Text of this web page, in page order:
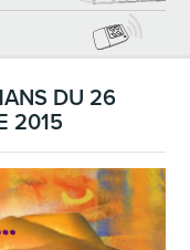
DU 26
2015